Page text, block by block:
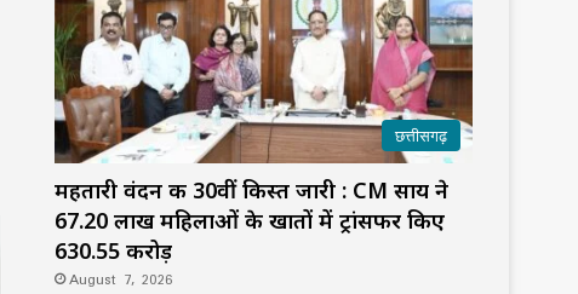
छत्तीसगढ़
महतारी वंदन की 30वीं किस्त जारी : CM साय ने
67.20 लाख महिलाओं के खातों में ट्रांसफर किए
₹630.55 करोड़
August 7, 2026